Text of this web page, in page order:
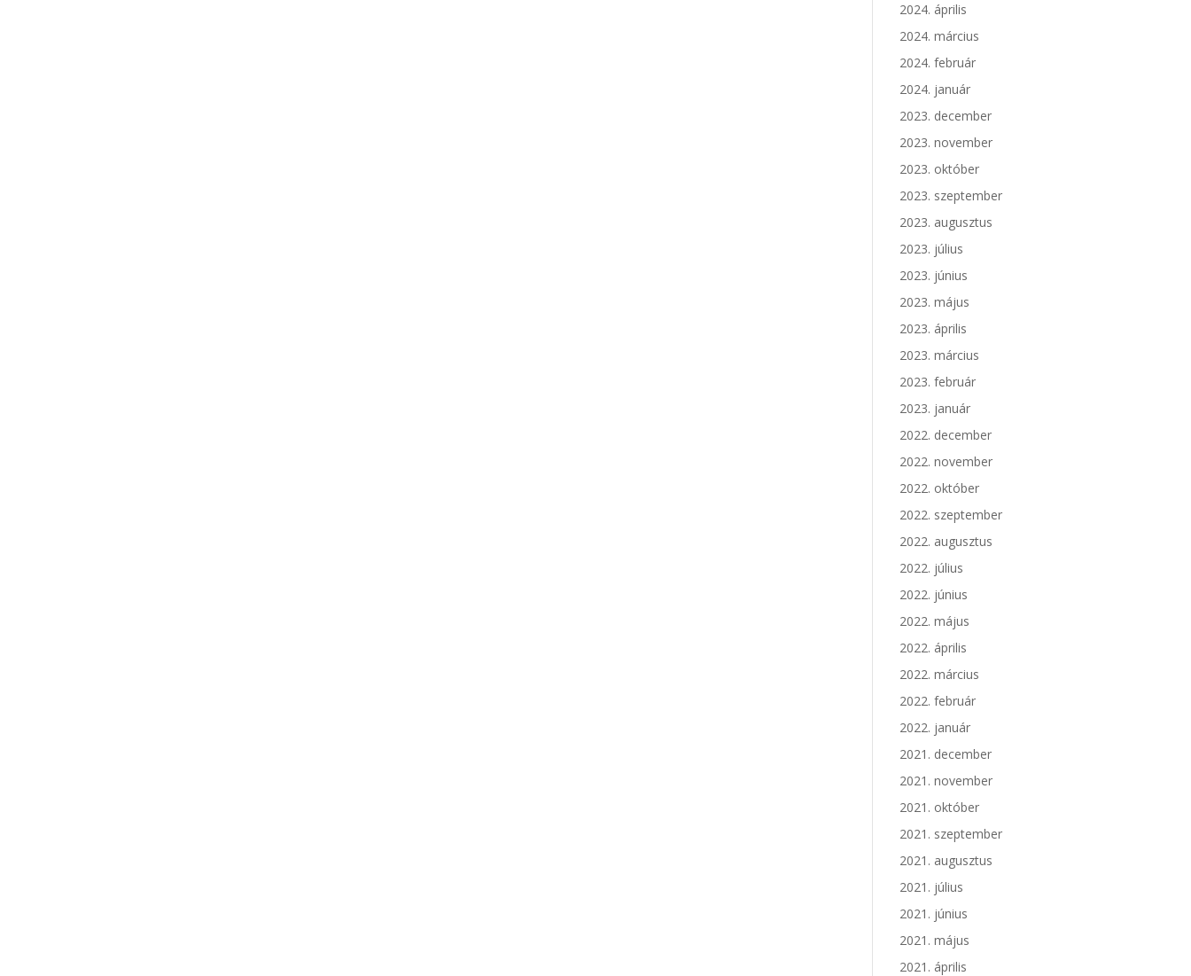
2024. április
2024. március
2024. február
2024. január
2023. december
2023. november
2023. október
2023. szeptember
2023. augusztus
2023. július
2023. június
2023. május
2023. április
2023. március
2023. február
2023. január
2022. december
2022. november
2022. október
2022. szeptember
2022. augusztus
2022. július
2022. június
2022. május
2022. április
2022. március
2022. február
2022. január
2021. december
2021. november
2021. október
2021. szeptember
2021. augusztus
2021. július
2021. június
2021. május
2021. április